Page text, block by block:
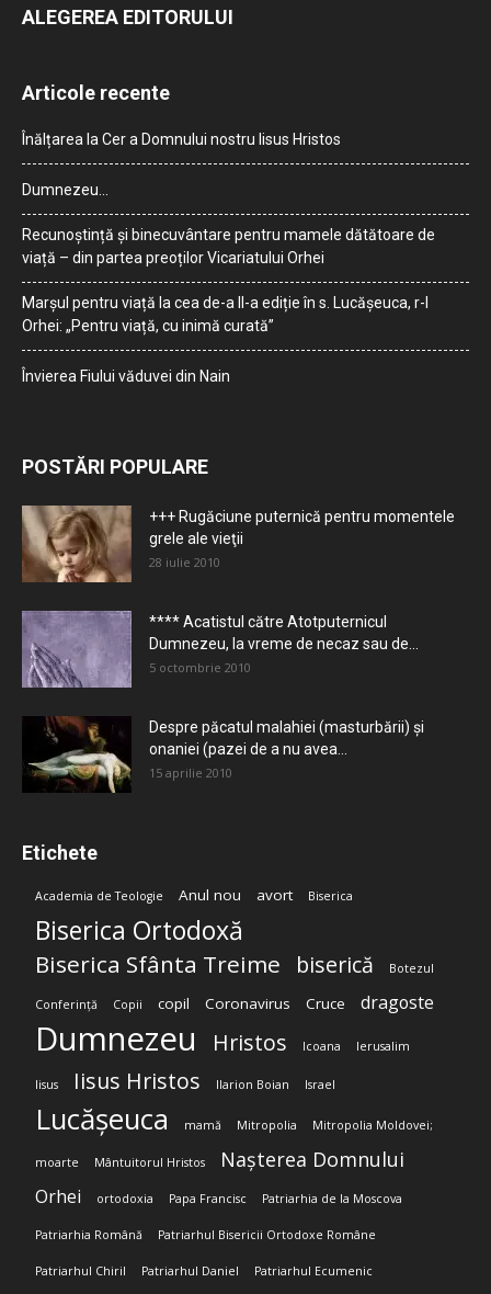
ALEGEREA EDITORULUI
Articole recente
Înălțarea la Cer a Domnului nostru Iisus Hristos
Dumnezeu…
Recunoștință și binecuvântare pentru mamele dătătoare de
viață – din partea preoților Vicariatului Orhei
Marșul pentru viață la cea de-a II-a ediție în s. Lucășeuca, r-l
Orhei: „Pentru viață, cu inimă curată”
Învierea Fiului văduvei din Nain
POSTĂRI POPULARE
+++ Rugăciune puternică pentru momentele
grele ale vieţii
28 iulie 2010
**** Acatistul către Atotputernicul
Dumnezeu, la vreme de necaz sau de...
5 octombrie 2010
Despre păcatul malahiei (masturbării) şi
onaniei (pazei de a nu avea...
15 aprilie 2010
Etichete
Academia de Teologie Anul nou avort Biserica
Biserica Ortodoxă
Biserica Sfânta Treime biserică Botezul
Conferință Copii copil Coronavirus Cruce dragoste
Dumnezeu Hristos Icoana Ierusalim
Iisus Iisus Hristos Ilarion Boian Israel
Lucășeuca mamă Mitropolia Mitropolia Moldovei;
moarte Mântuitorul Hristos Nașterea Domnului
Orhei ortodoxia Papa Francisc Patriarhia de la Moscova
Patriarhia Română Patriarhul Bisericii Ortodoxe Române
Patriarhul Chiril Patriarhul Daniel Patriarhul Ecumenic